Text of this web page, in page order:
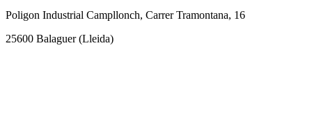
Poligon Industrial Campllonch, Carrer Tramontana, 16
25600 Balaguer(Lleida)